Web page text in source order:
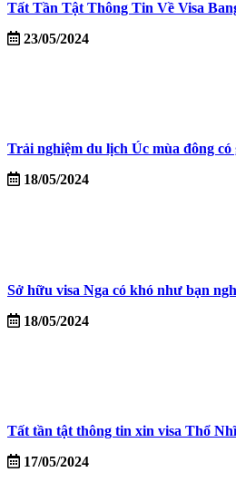
Tất Tần Tật Thông Tin Về Visa
23/05/2024
Trải nghiệm du lịch Úc mùa đông có
18/05/2024
Sở hữu visa Nga có khó như bạn
18/05/2024
Tất tần tật thông tin xin visa Thổ
17/05/2024